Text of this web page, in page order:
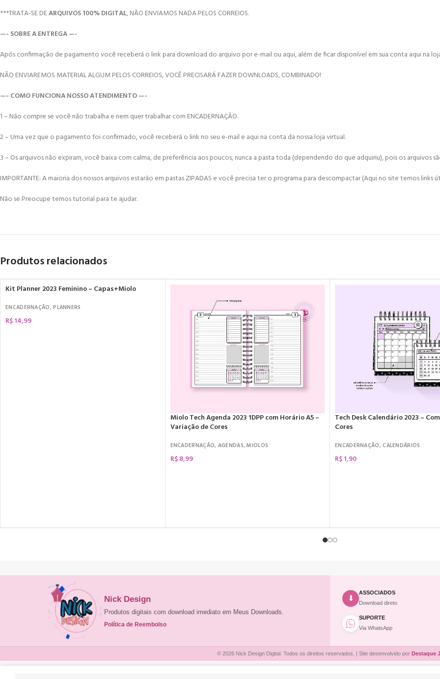
***TRATA-SE DEARQUIVOS 100% DIGITAL, NÃO ENVIAMOS NADA PELOS CORREIOS.
—- SOBRE A ENTREGA —-
Após confirmação de pagamento você receberá o link para download do arquivo por e-mail ou aqui, além de ficar disponível em sua conta aqui na
NÃO ENVIAREMOS MATERIAL ALGUM PELOS CORREIOS, VOCÊ PRECISARÁ FAZER DOWNLOADS, COMBINADO!
—- COMO FUNCIONA NOSSO ATENDIMENTO —-
1 – Não compre se você não trabalha e nem quer trabalhar com ENCADERNAÇÃO.
2 – Uma vez que o pagamento foi confirmado, você receberá o link no seu e-mail e aqui na conta da nossa loja virtual.
3 – Os arquivos não expiram, você baixa com calma, de preferência aos poucos, nunca a pasta toda (dependendo do que adquiriu), pois os arquivos
IMPORTANTE: A maioria dos nossos arquivos estarão em pastas ZIPADAS e você precisa ter o programa para descompactar (Aqui no site temos
Não se Preocupe temos tutorial para te ajudar.
Produtos relacionados
Kit Planner 2023 Feminino – Capas+Miolo
ENCADERNAÇÃO,PLANNERS
R$14,99
Miolo Tech Agenda 2023 1DPP com Horário A5 –
Variação de Cores
ENCADERNAÇÃO, AGENDAS,MIOLOS
R$8,99
Tech Desk Calendário 2023 –
Cores
ENCADERNAÇÃO,CALENDÁRIOS
R$1,90
Nick Design
Produtos digitais com download imediato em Meus Downloads.
Política de Reembolso
⬇
ASSOCIADOS
Download direto
SUPORTE
Via WhatsApp
© 2026 Nick Design Digital. Todos os direitos reservados. | Site desenvolvido por Destaque